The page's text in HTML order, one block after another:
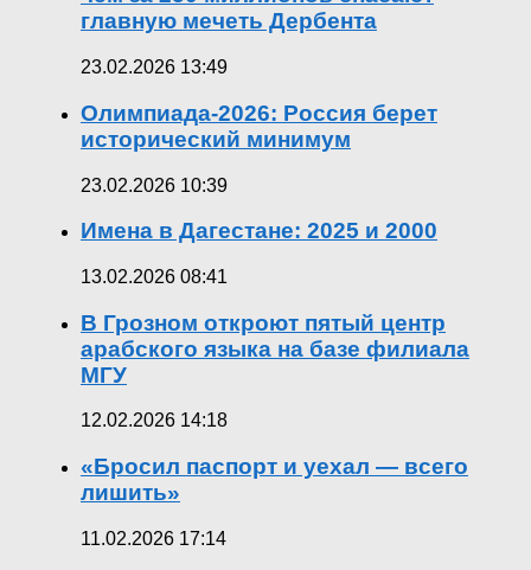
главную мечеть Дербента
23.02.2026 13:49
Олимпиада-2026: Россия берет
исторический минимум
23.02.2026 10:39
Имена в Дагестане: 2025 и 2000
13.02.2026 08:41
В Грозном откроют пятый центр
арабского языка на базе филиала
МГУ
12.02.2026 14:18
«Бросил паспорт и уехал — всего
лишить»
11.02.2026 17:14